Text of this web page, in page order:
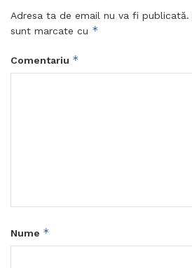
Adresa ta de email nu va fi publicată.
sunt marcate cu *
Comentariu *
Nume *